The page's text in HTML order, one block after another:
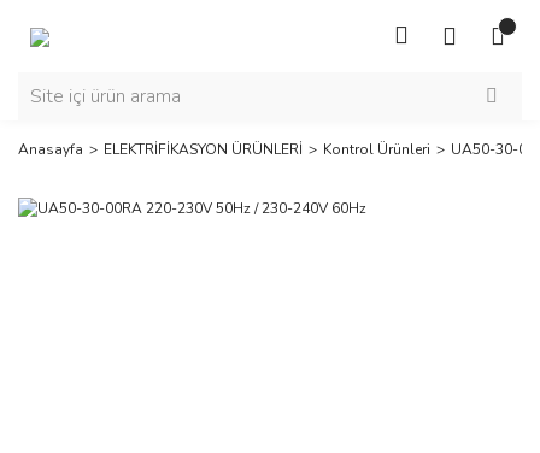
Anasayfa ELEKTRİFİKASYON ÜRÜNLERİ Kontrol Ürünleri UA50-30-